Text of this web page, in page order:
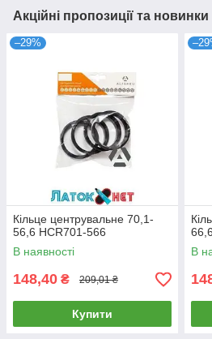
Акційні пропозиції та новинки
–29%
Кільце центрувальне 70,1-
56,6 HCR701-566
В наявності
148,40 ₴ 209,01 ₴
Купити
В